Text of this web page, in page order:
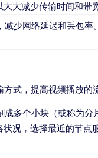
大减少传输时间和带
少网络延迟和丢包
式，提高视频播放的
多个小块（或称为
况，选择最近的节